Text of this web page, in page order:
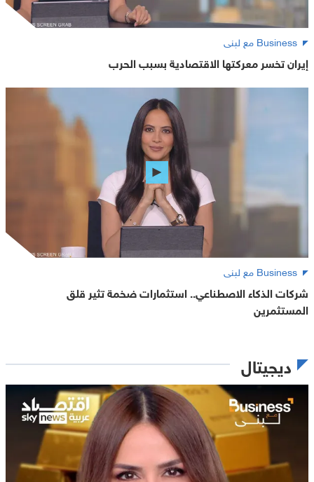
Business مع لبنى
إيران تخسر معركتها الاقتصادية بسبب الحرب
Business مع لبنى
شركات الذكاء الاصطناعي.. استثمارات ضخمة تثير قلق
المستثمرين
ديجيتال